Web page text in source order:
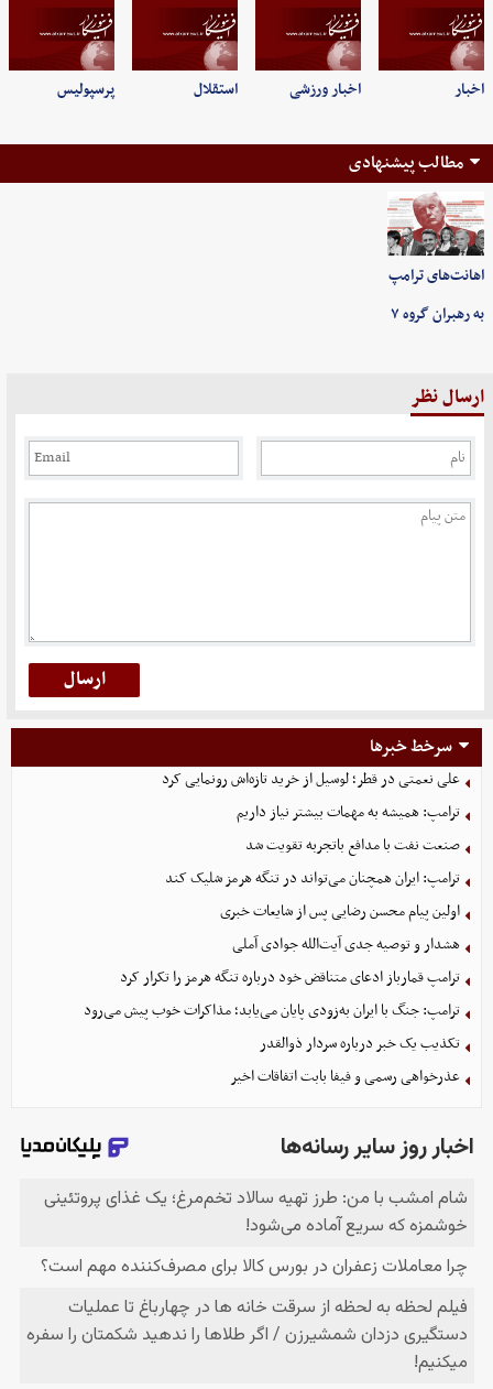
اخبار اخبار ورزشی استقلال پرسپولیس
مطالب پیشنهادی
اهانت‌های ترامپ
به رهبران گروه ۷
ارسال نظر
سرخط خبرها
علی نعمتی در قطر؛ لوسیل از خرید تازه‌اش رونمایی کرد
ترامپ: همیشه به مهمات بیشتر نیاز داریم
صنعت نفت با مدافع باتجربه تقویت شد
ترامپ: ایران همچنان می‌تواند در تنگه هرمز شلیک کند
اولین پیام محسن رضایی پس از شایعات خبری
هشدار و توصیه جدی آیت‌الله جوادی آملی
ترامپ قمارباز ادعای متناقض خود درباره تنگه هرمز را تکرار کرد
ترامپ: جنگ با ایران به‌زودی پایان می‌یابد؛ مذاکرات خوب پیش می‌رود
تکذیب یک خبر درباره سردار ذوالقدر
عذرخواهی رسمی و فیفا بابت اتفاقات اخیر